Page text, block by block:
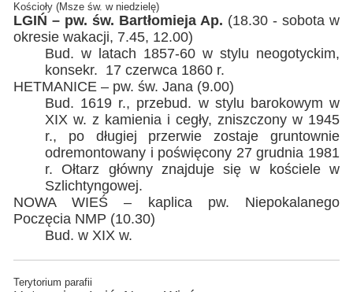
Kościoły (Msze św. w niedzielę)
LGIŃ – pw. św. Bartłomieja Ap. (18.30 - sobota w
okresie wakacji, 7.45, 12.00)
Bud. w latach 1857-60 w stylu neogotyckim,
konsekr. 17 czerwca 1860 r.
HETMANICE – pw. św. Jana (9.00)
Bud. 1619 r., przebud. w stylu barokowym w
XIX w. z kamienia i cegły, zniszczony w 1945
r., po długiej przerwie zostaje gruntownie
odremontowany i poświęcony 27 grudnia 1981
r. Ołtarz główny znajduje się w kościele w
Szlichtyngowej.
NOWA WIEŚ – kaplica pw. Niepokalanego
Poczęcia NMP (10.30)
Bud. w XIX w.
Terytorium parafii